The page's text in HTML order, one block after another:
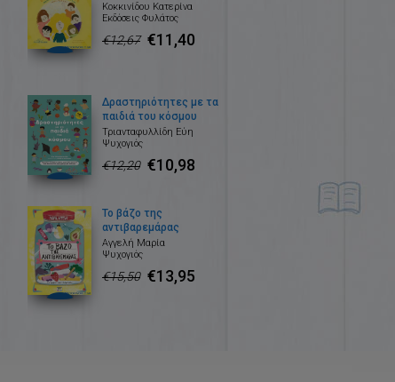
Κοκκινίδου Κατερίνα
Εκδόσεις Φυλάτος
€12,67 €11,40
Δραστηριότητες με τα
παιδιά του κόσμου
Τριανταφυλλίδη Εύη
Ψυχογιός
€12,20 €10,98
Το βάζο της
αντιβαρεμάρας
Αγγελή Μαρία
Ψυχογιός
€15,50 €13,95